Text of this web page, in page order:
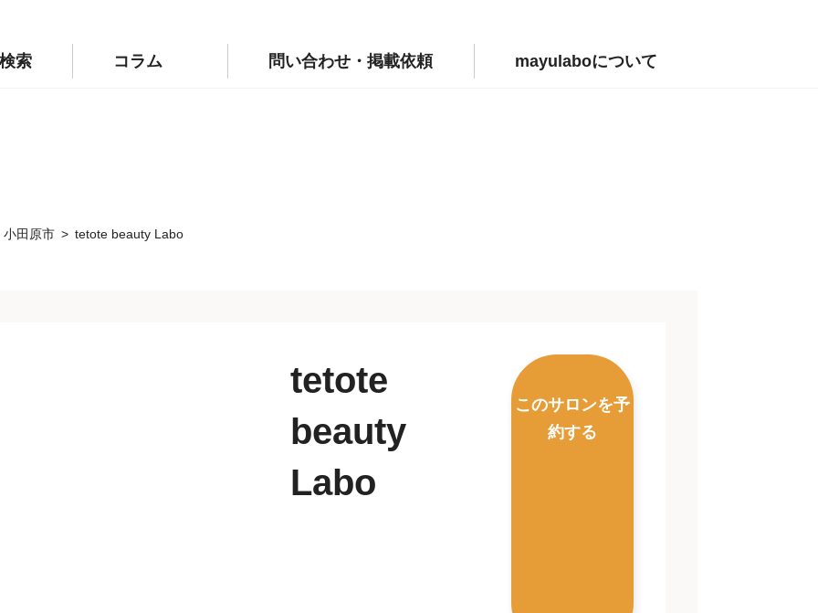
public_html/wp-config.php
索 コラム 問い合わせ・掲載依頼 mayulaboについて
小田原市 tetote beauty Labo
tetote
beauty
Labo
このサロンを予
約する